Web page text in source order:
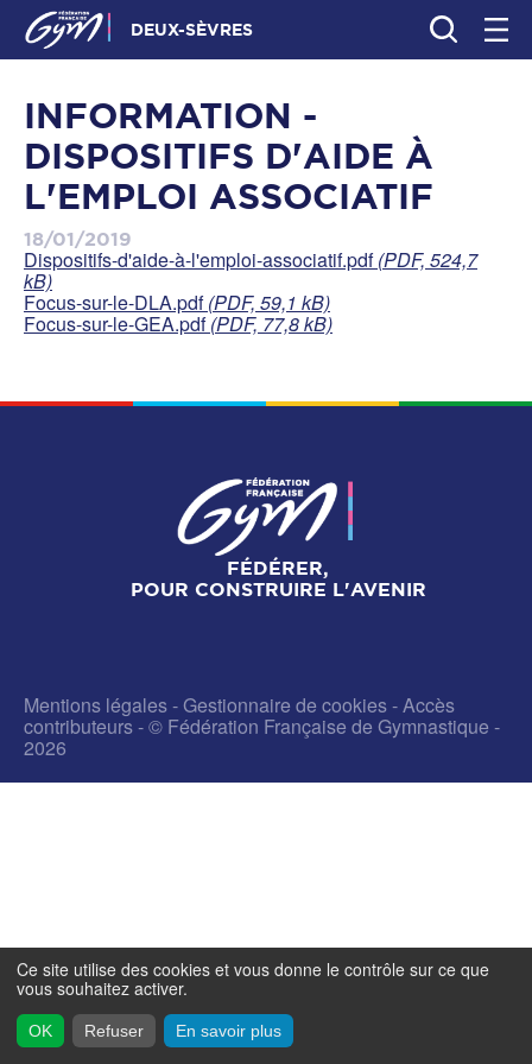
DEUX-SÈVRES
INFORMATION -
DISPOSITIFS D'AIDE À
L'EMPLOI ASSOCIATIF
18/01/2019
Dispositifs-d'aide-à-l'emploi-associatif.pdf(PDF, 524,7
kB)
Focus-sur-le-DLA.pdf(PDF, 59,1 kB)
Focus-sur-le-GEA.pdf(PDF, 77,8 kB)
FÉDÉRER,
POUR CONSTRUIRE L'AVENIR
Mentions légales-Gestionnaire de cookies-Accès
contributeurs- © Fédération Française de Gymnastique -
2026
Ce site utilise des cookies et vous donne le contrôle sur ce que
vous souhaitez activer.
OK Refuser En savoir plus